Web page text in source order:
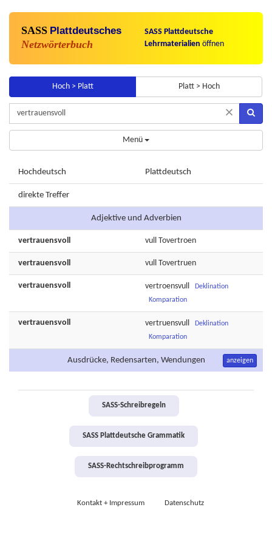
SASS Plattdeutsches
Netzwörterbuch
SASS Plattdeutsche
Lehrmaterialien öffnen
Hoch > Platt Platt > Hoch
×
Menü
Hochdeutsch Plattdeutsch
direkte Treffer
Adjektive und Adverbien
vertrauensvoll vull Tovertroen
vertrauensvoll vull Tovertruen
vertrauensvoll vertroensvull
Deklination
Komparation
vertrauensvoll vertruensvull
Deklination
Komparation
Ausdrücke, Redensarten, Wendungen anzeigen
SASS-Schreibregeln
SASS Plattdeutsche Grammatik
SASS-Rechtschreibprogramm
Kontakt + Impressum Datenschutz